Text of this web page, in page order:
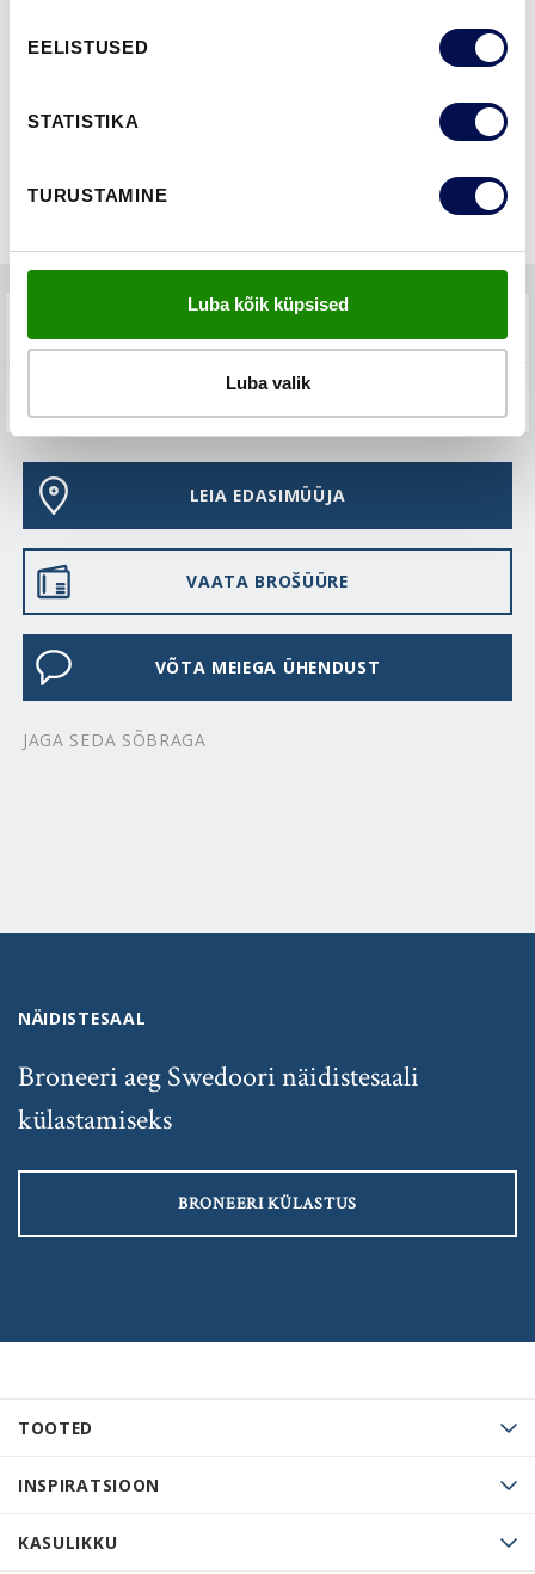
EELISTUSED
STATISTIKA
TURUSTAMINE
Luba kõik küpsised
Luba valik
LEIA EDASIMÜÜJA
VAATA BROŠÜÜRE
VÕTA MEIEGA ÜHENDUST
JAGA SEDA SÕBRAGA
TOOTED
INSPIRATSIOON
KASULIKKU
NÄIDISTESAAL
Broneeri aeg Swedoori näidistesaali
külastamiseks
BRONEERI KÜLASTUS